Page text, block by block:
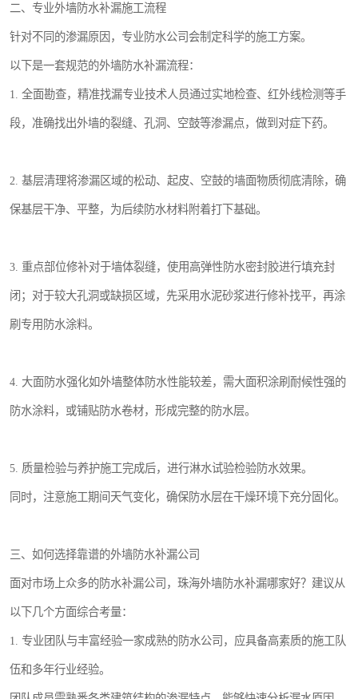
二、专业外墙防水补漏施工流程
针对不同的渗漏原因，专业防水公司会制定科学的施工方案。
以下是一套规范的外墙防水补漏流程：
1. 全面勘查，精准找漏专业技术人员通过实地检查、红外线检测等手
段，准确找出外墙的裂缝、孔洞、空鼓等渗漏点，做到对症下药。
2. 基层清理将渗漏区域的松动、起皮、空鼓的墙面物质彻底清除，确
保基层干净、平整，为后续防水材料附着打下基础。
3. 重点部位修补对于墙体裂缝，使用高弹性防水密封胶进行填充封
闭；对于较大孔洞或缺损区域，先采用水泥砂浆进行修补找平，再涂
刷专用防水涂料。
4. 大面防水强化如外墙整体防水性能较差，需大面积涂刷耐候性强的
防水涂料，或铺贴防水卷材，形成完整的防水层。
5. 质量检验与养护施工完成后，进行淋水试验检验防水效果。
同时，注意施工期间天气变化，确保防水层在干燥环境下充分固化。
三、如何选择靠谱的外墙防水补漏公司
面对市场上众多的防水补漏公司，珠海外墙防水补漏哪家好？建议从
以下几个方面综合考量：
1. 专业团队与丰富经验一家成熟的防水公司，应具备高素质的施工队
伍和多年行业经验。